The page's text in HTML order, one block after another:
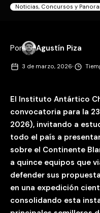
Noticias, Concursos y
Por Agustín Piza
3 de marzo, 2026·
El Instituto Antártico
convocatoria para la
2026), invitando a
todo el país a
sobre el Continente
a quince equipos que
defender sus
en una expedición
consolidando esta